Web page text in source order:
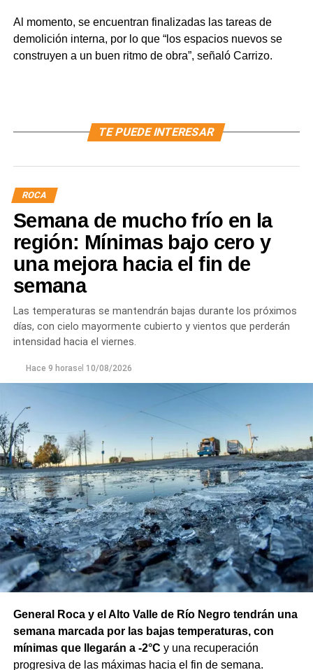
Al momento, se encuentran finalizadas las tareas de
demolición interna, por lo que “los espacios nuevos se
construyen a un buen ritmo de obra”, señaló Carrizo.
TE PUEDE INTERESAR
ROCA
Semana de mucho frío en la
región: Mínimas bajo cero y
una mejora hacia el fin de
semana
Las temperaturas se mantendrán bajas durante los próximos
días, con cielo mayormente cubierto y vientos que perderán
intensidad hacia el viernes.
Hace 9 horasel 10/08/2026
General Roca y el Alto Valle de Río Negro tendrán una
semana marcada por las bajas temperaturas, con
mínimas que llegarán a -2°C y una recuperación
progresiva de las máximas hacia el fin de semana.